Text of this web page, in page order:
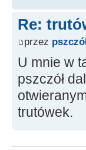
Re:
przez
U mnie w
pszczół
trutówek.